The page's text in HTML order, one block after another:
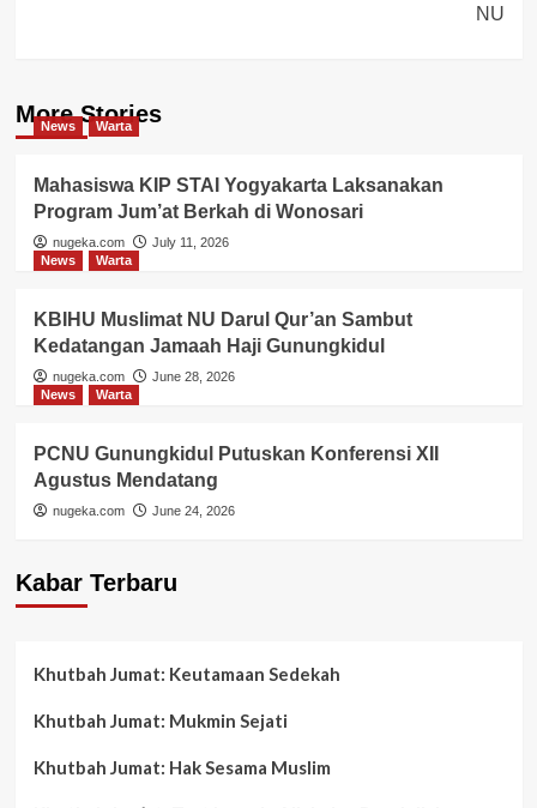
NU
More Stories
News Warta
Mahasiswa KIP STAI Yogyakarta Laksanakan
Program Jum’at Berkah di Wonosari
nugeka.com
July 11, 2026
News
Warta
KBIHU Muslimat NU Darul Qur’an Sambut
Kedatangan Jamaah Haji Gunungkidul
nugeka.com
June 28, 2026
News
Warta
PCNU Gunungkidul Putuskan Konferensi XII
Agustus Mendatang
nugeka.com June 24, 2026
Kabar Terbaru
Khutbah Jumat: Keutamaan Sedekah
Khutbah Jumat: Mukmin Sejati
Khutbah Jumat: Hak Sesama Muslim